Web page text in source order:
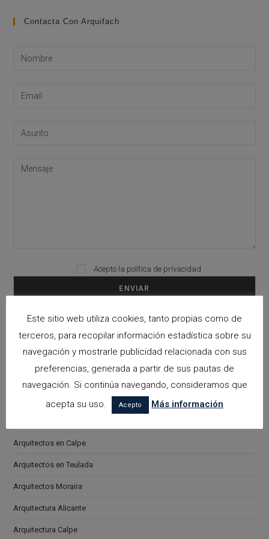
Contacta Con Arquifach
Please leave this field empty.
Acepto la política de privacidad
arquitectora espacios biofilicos
Arquitectos en Altea
Arquitectos en Calpe
Arquitectos en Teulada
Arquitectos Moraira
Arquitectura Alicante
Arquitectura Calpe
Este sitio web utiliza cookies, tanto propias como de
terceros, para recopilar información estadística sobre su
navegación y mostrarle publicidad relacionada con sus
preferencias, generada a partir de sus pautas de
navegación. Si continúa navegando, consideramos que
acepta su uso.
Acepto Más información